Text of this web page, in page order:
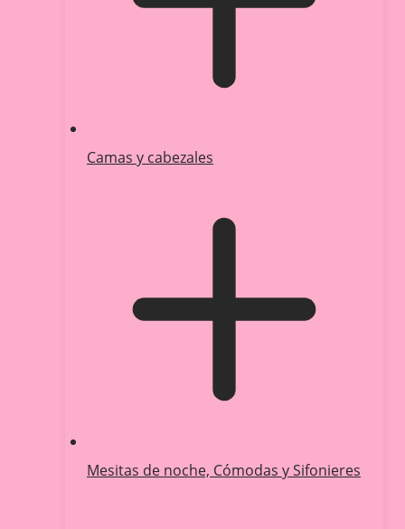
Camas y cabezales
Mesitas de noche, Cómodas y Sifonieres